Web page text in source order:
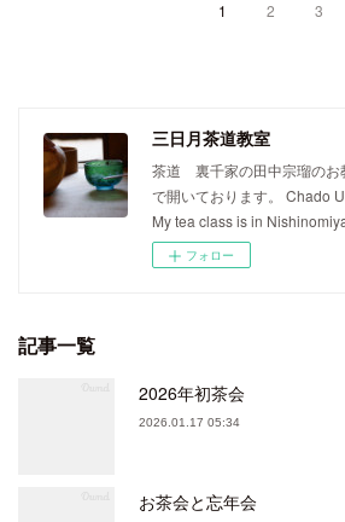
1 2 3
三日月茶道教室
茶道 裏千家の田中宗瑠のお
で開いております。 Chado
My tea class is in
フォロー
記事一覧
2026年初茶会
2026.01.17 05:34
お茶会と忘年会